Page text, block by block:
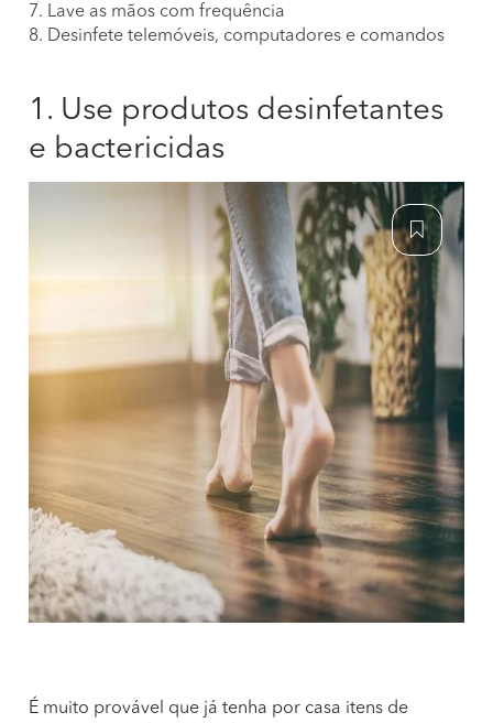
7. Lave as mãos com frequência
8. Desinfete telemóveis, computadores e comandos
1. Use produtos desinfetantes
e bactericidas
É muito provável que já tenha por casa itens de